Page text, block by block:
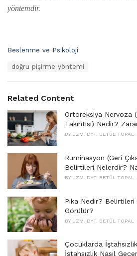
yöntemdir.
C
o
i
e
s
:
Beslenme ve Psikoloji
:
doğru pişirme yöntemi
Related Content
Ortoreksiya Nervoza
Takıntısı) Nedir?
BY UZM. DYT. BETÜL TOPAL
Ruminasyon (Geri
Belirtileri Nelerdir?
BY UZM. DYT. BETÜL TOPAL
Pika Nedir?
Görülür?
BY UZM. DYT. BETÜL TOPAL
Çocuklarda
İştahsızlık Nasıl